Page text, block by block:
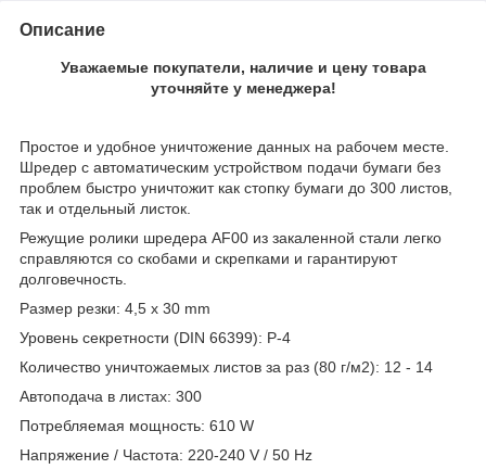
Описание
Уважаемые покупатели, наличие и цену товара
уточняйте у менеджера!
Простое и удобное уничтожение данных на рабочем месте.
Шредер с автоматическим устройством подачи бумаги без
проблем быстро уничтожит как стопку бумаги до 300 листов,
так и отдельный листок.
Режущие ролики шредера AF00 из закаленной стали легко
справляются со скобами и скрепками и гарантируют
долговечность.
Размер резки: 4,5 x 30 mm
Уровень секретности (DIN 66399): P-4
Количество уничтожаемых листов за раз (80 г/м2): 12 - 14
Автоподача в листах: 300
Потребляемая мощность: 610 W
Напряжение / Частота: 220-240 V / 50 Hz